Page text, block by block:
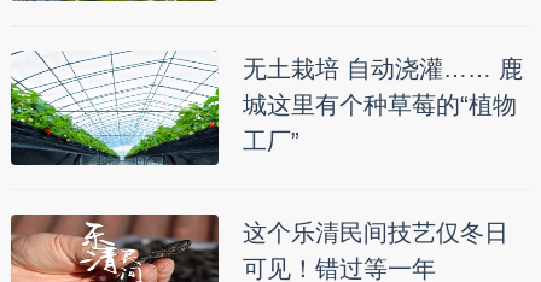
无土栽培 自动浇灌…… 鹿
城这里有个种草莓的“植物
工厂”
这个乐清民间技艺仅冬日
可见！错过等一年